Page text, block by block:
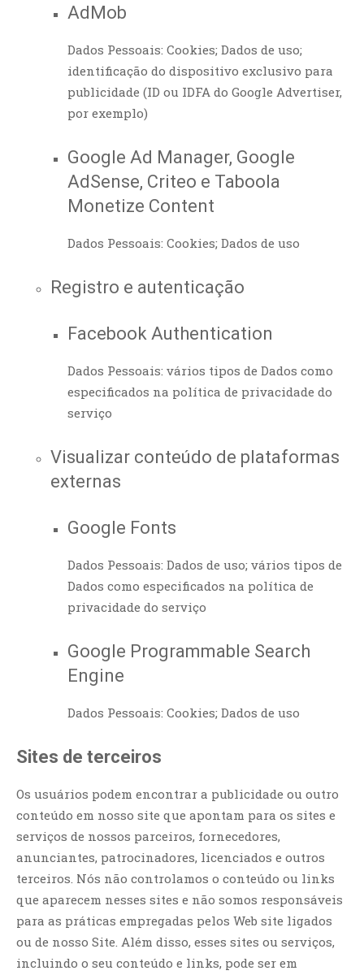
AdMob
Dados Pessoais: Cookies; Dados de uso;
identificação do dispositivo exclusivo para
publicidade (ID ou IDFA do Google Advertiser,
por exemplo)
Google Ad Manager, Google
AdSense, Criteo e Taboola
Monetize Content
Dados Pessoais: Cookies; Dados de uso
Registro e autenticação
Facebook Authentication
Dados Pessoais: vários tipos de Dados como
especificados na política de privacidade do
serviço
Visualizar conteúdo de plataformas
externas
Google Fonts
Dados Pessoais: Dados de uso; vários tipos de
Dados como especificados na política de
privacidade do serviço
Google Programmable Search
Engine
Dados Pessoais: Cookies; Dados de uso
Sites de terceiros
Os usuários podem encontrar a publicidade ou outro
conteúdo em nosso site que apontam para os sites e
serviços de nossos parceiros, fornecedores,
anunciantes, patrocinadores, licenciados e outros
terceiros. Nós não controlamos o conteúdo ou links
que aparecem nesses sites e não somos responsáveis
para as práticas empregadas pelos Web site ligados
ou de nosso Site. Além disso, esses sites ou serviços,
incluindo o seu conteúdo e links, pode ser em